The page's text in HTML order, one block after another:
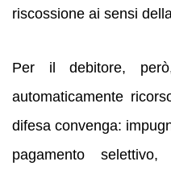
riscossione ai sensi
Per il debitore,
automaticamente
difesa convenga:
pagamento selettivo,